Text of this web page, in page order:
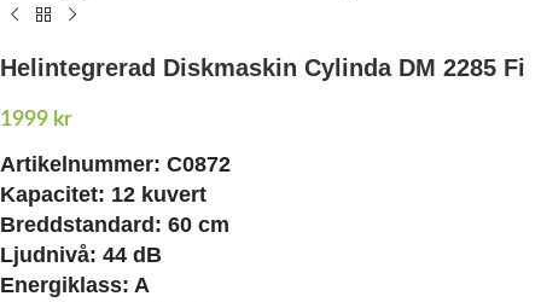
Helintegrerad Diskmaskin Cylinda DM 2285 Fi
1999 kr
Artikelnummer: C0872
Kapacitet: 12 kuvert
Breddstandard: 60 cm
Ljudnivå: 44 dB
Energiklass: A